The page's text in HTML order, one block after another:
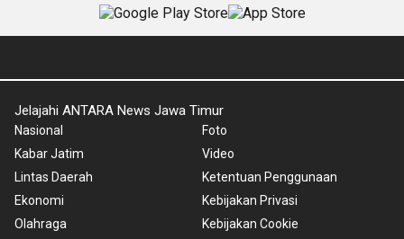
Jelajahi ANTARA News Jawa Timur
Nasional
Kabar Jatim
Lintas Daerah
Ekonomi
Olahraga
Foto
Video
Ketentuan Penggunaan
Kebijakan Privasi
Kebijakan Cookie